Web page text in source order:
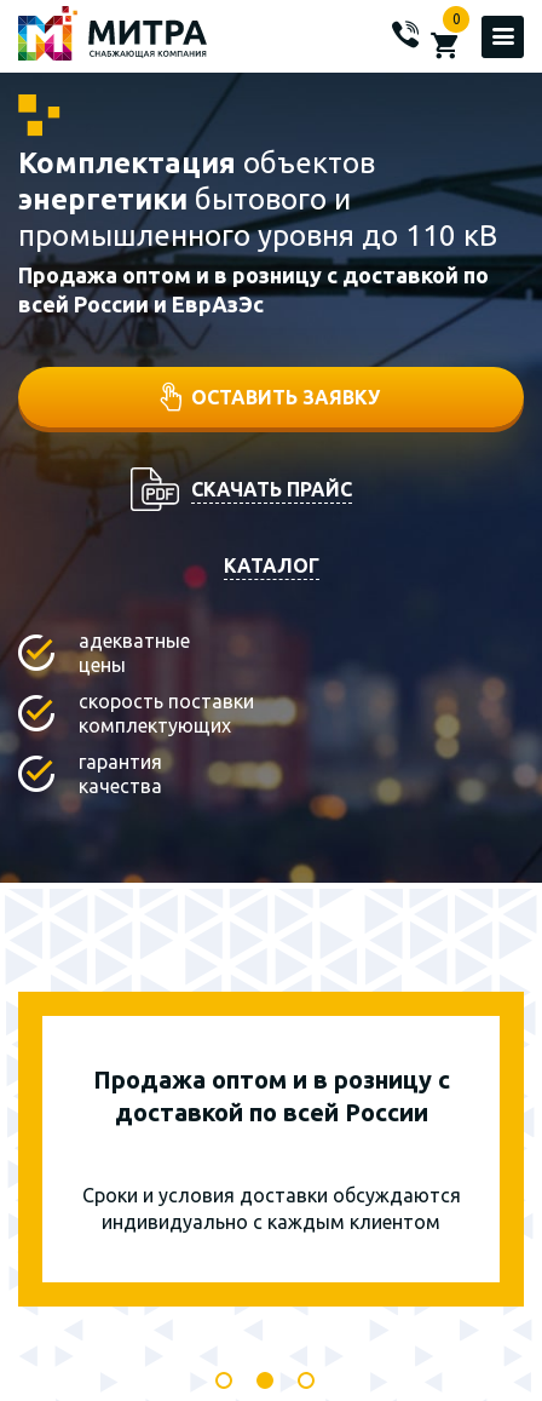
0
Комплектация объектов
энергетики бытового и
промышленного уровня до 110 кВ
Продажа оптом и в розницу с доставкой по
всей России и ЕврАзЭс
ОСТАВИТЬ ЗАЯВКУ
СКАЧАТЬ ПРАЙС
КАТАЛОГ
адекватные
цены
скорость поставки
комплектующих
гарантия
качества
Продажа оптом и в розницу с
доставкой по всей России
Сроки и условия доставки обсуждаются
индивидуально с каждым клиентом